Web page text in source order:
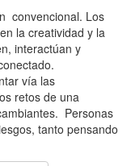
convencional. Los
la creatividad y la
interactúan y
vía las
retos de una
Personas
tanto pensando